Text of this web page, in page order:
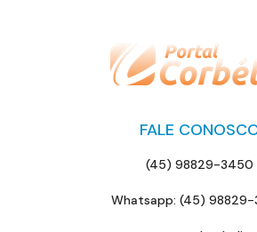
FALE
(45) 98829-3450
Whatsapp: (45)